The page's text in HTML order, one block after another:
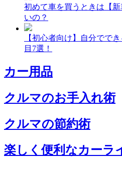
初めて車を買うときは【
いの？
【初心者向け】自分でで
目7選！
カー用品
クルマのお手入れ術
クルマの節約術
楽しく便利なカーラ